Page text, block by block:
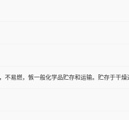
不易燃，愱一般化学品贮存和运输。贮存于干燥